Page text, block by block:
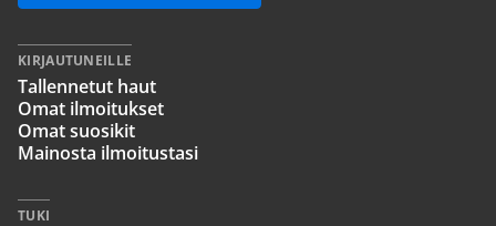
KIRJAUTUNEILLE
Tallennetut haut
Omat ilmoitukset
Omat suosikit
Mainosta ilmoitustasi
TUKI